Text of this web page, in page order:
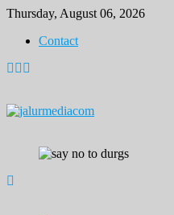
Skip
content
Thursday, August 06, 2026
Contact